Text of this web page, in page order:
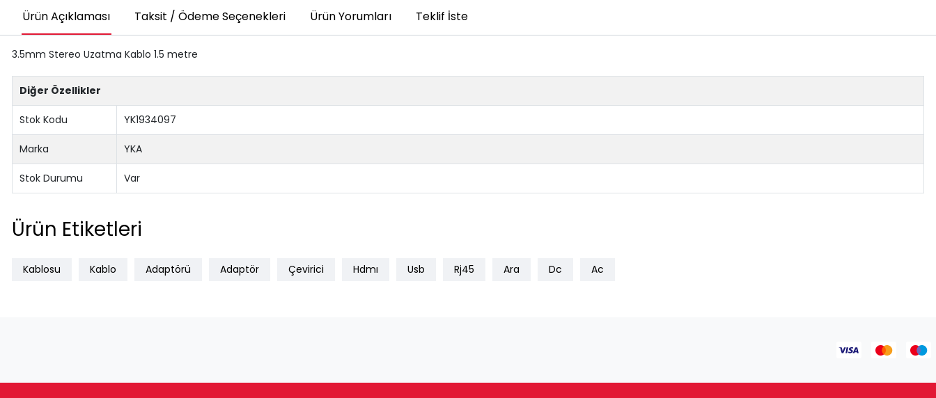
Ürün Açıklaması Taksit / Ödeme Seçenekleri Ürün Yorumları Teklif İste
3.5mm Stereo Uzatma Kablo 1.5 metre
Diğer Özellikler
Stok Kodu YK1934097
Marka YKA
Stok Durumu Var
Ürün Etiketleri
Kablosu Kablo Adaptörü Adaptör Çevirici Hdmı Usb Rj45 Ara Dc Ac